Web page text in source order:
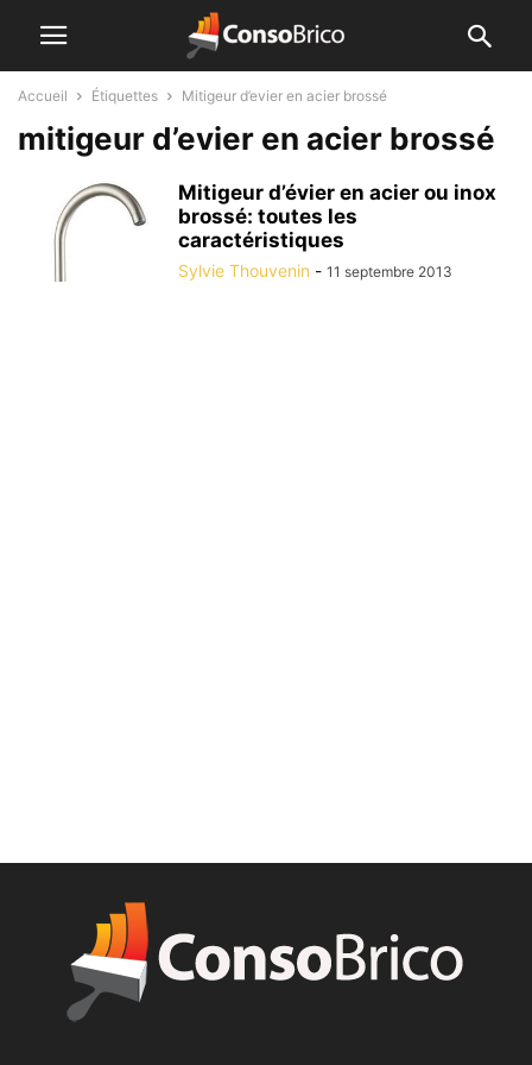
Accueil Étiquettes Mitigeur d’evier en acier brossé
mitigeur d’evier en acier brossé
Mitigeur d’évier en acier ou inox
brossé: toutes les
caractéristiques
Sylvie Thouvenin - 11 septembre 2013